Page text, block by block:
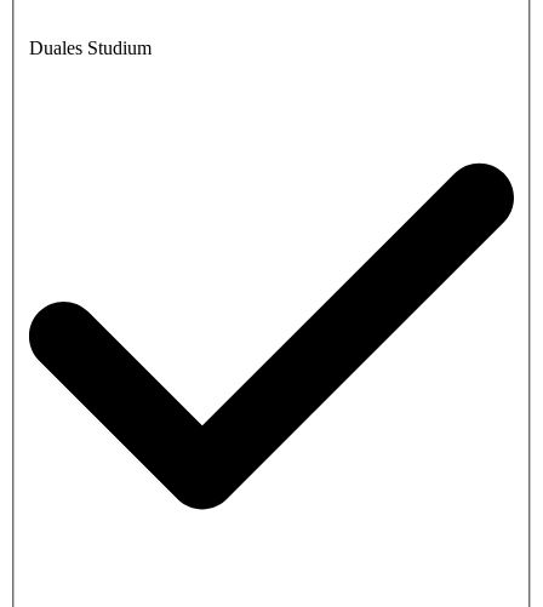
Duales Studium